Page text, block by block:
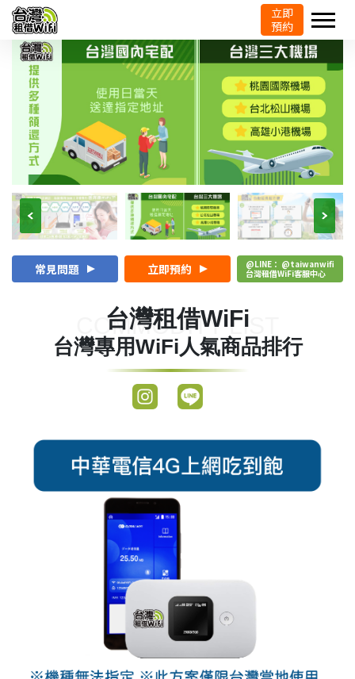
立即
預約
常見問題 立即預約
@LINE： @taiwanwifi
台灣租借WiFi客服中心
COMMODITY LIST
台灣租借WiFi
台灣專用WiFi人氣商品排行